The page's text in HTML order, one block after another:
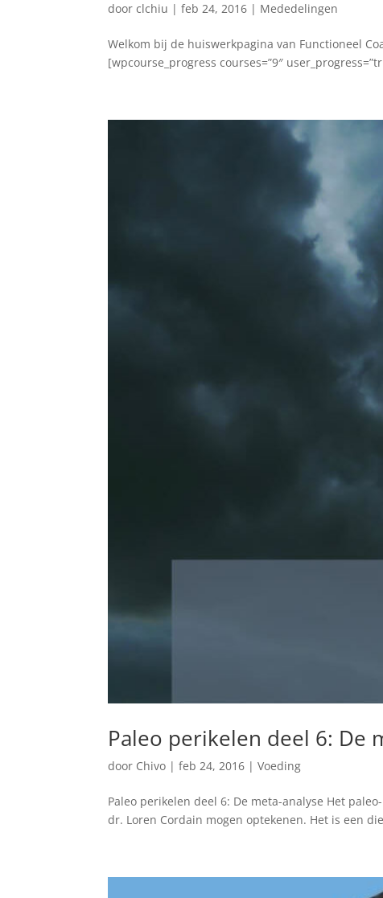
doorclchiu |feb 24, 2016 | Mededelingen
Welkom bij de huiswerkpagina van Functioneel
[wpcourse_progress courses=”9″
Paleo perikelen deel 6: De
door Chivo |feb 24, 2016 |Voeding
Paleo perikelen deel 6: De meta-analyse Het
dr. Loren Cordain mogen optekenen. Het is een